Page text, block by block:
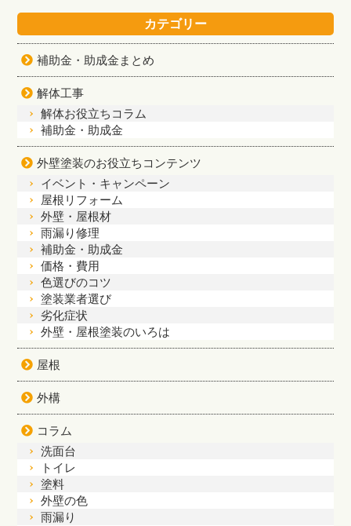
カテゴリー
補助金・助成金まとめ
解体工事
解体お役立ちコラム
補助金・助成金
外壁塗装のお役立ちコンテンツ
イベント・キャンペーン
屋根リフォーム
外壁・屋根材
雨漏り修理
補助金・助成金
価格・費用
色選びのコツ
塗装業者選び
劣化症状
外壁・屋根塗装のいろは
屋根
外構
コラム
洗面台
トイレ
塗料
外壁の色
雨漏り